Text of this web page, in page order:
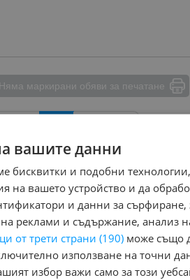
Няма маркирани обяви за печатане
Нов, Употребяван, Повреден/ударен
Страница на резултата от
вашите данни
бисквитки и подобни
на вашето устройство и да
и данни за сърфиране,
реклами и съдържание, анализ
от трети страни (190) може също
използване на точни
избор важи само за този